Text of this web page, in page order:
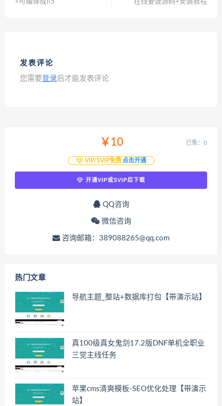
+可编译成h5 在线要饭源码+安装教程
发表评论
您需要登录后才能发表评论
￥10
VIP/SVIP免费 点击开通
已售：0
开通VIP或SVIP后下载
QQ咨询
微信咨询
咨询邮箱：389088265@qq.com
热门文章
导航主题_整站+数据库打包【带演示站】
真100级真女鬼剑17.2版DNF单机全职业
三觉主线任务
苹果cms清爽模板-SEO优化处理【带演示
站】